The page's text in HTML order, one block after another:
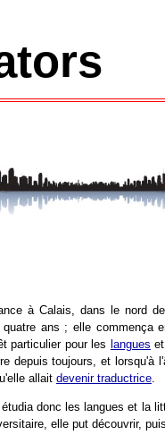
à Calais, dans le nord
ans ; elle commença
particulier pour les
langues
depuis toujours, et lorsqu'à
allait devenir traductrice.
donc les langues et la
elle put découvrir,